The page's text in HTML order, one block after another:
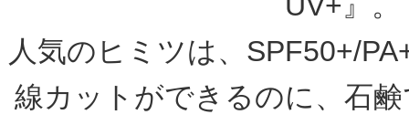
人気のヒミツは、SPF50+/
線カットができるのに、石